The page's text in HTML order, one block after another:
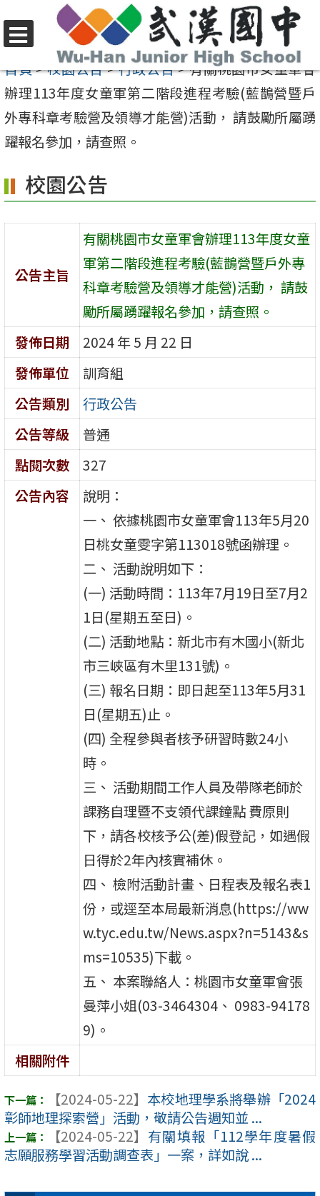
至
要
內
容
選
單
首頁>校園公告>行政公告>有關桃園市女童軍會
辦理113年度女童軍第二階段進程考驗(藍鵲營暨戶
外專科章考驗營及領導才能營)活動， 請鼓勵所屬踴
躍報名參加，請查照。
校園公告
公告主旨
有關桃園市女童軍會辦理113年度女童
軍第二階段進程考驗(藍鵲營暨戶外專
科章考驗營及領導才能營)活動， 請鼓
勵所屬踴躍報名參加，請查照。
發佈日期
2024 年 5 月 22 日
發佈單位
訓育組
公告類別
行政公告
公告等級
普通
點閱次數
327
公告內容
說明：
一、 依據桃園市女童軍會113年5月20
日桃女童雯字第113018號函辦理。
二、 活動說明如下：
(一) 活動時間：113年7月19日至7月2
1日(星期五至日)。
(二) 活動地點：新北市有木國小(新北
市三峽區有木里131號)。
(三) 報名日期：即日起至113年5月31
日(星期五)止。
(四) 全程參與者核予研習時數24小
時。
三、 活動期間工作人員及帶隊老師於
課務自理暨不支領代課鐘點 費原則
下，請各校核予公(差)假登記，如遇假
日得於2年內核實補休。
四、 檢附活動計畫、日程表及報名表1
份，或逕至本局最新消息(https://ww
w.tyc.edu.tw/News.aspx?n=5143&s
ms=10535)下載。
五、 本案聯絡人：桃園市女童軍會張
曼萍小姐(03-3464304、 0983-94178
9)。
相關附件
【2024-05-22】 本校地理學系將舉辦「2024
彰師地理探索營」活動，敬請公告週知並 ...
【2024-05-22】 有關填報「112學年度暑假
志願服務學習活動調查表」一案，詳如說 ...